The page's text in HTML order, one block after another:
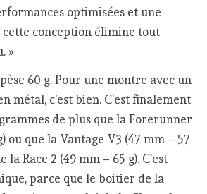
optimisées et une
conception élimine tout
»
60 g. Pour une montre avec un
métal, c’est bien. C’est finalement
de plus que la Forerunner
ou que la Vantage V3 (47 mm – 57
la Race 2 (49 mm – 65 g). C’est
parce que le boitier de la